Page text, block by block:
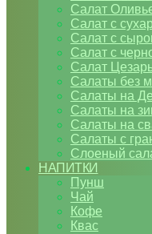
Салат
Салат с
Салат с
Салат с
Салат
Салаты без
Салаты на
Салаты на
Салаты на
Салаты с
Слоеный
НАПИТКИ
Пунш
Чай
Кофе
Квас